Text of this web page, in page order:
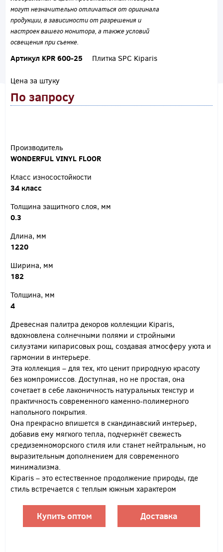
могут незначительно отличаться от оригинала
продукции, в зависимости от разрешения и
настроек вашего монитора, а также условий
освещения при съемке.
Артикул KPR 600-25 Плитка SPC Kiparis
Цена за штуку
По запросу
Производитель
WONDERFUL VINYL FLOOR
Класс износостойкости
34 класс
Толщина защитного слоя, мм
0.3
Длина, мм
1220
Ширина, мм
182
Толщина, мм
4
Древесная палитра декоров коллекции Kiparis,
вдохновлена солнечными полями и стройными
силуэтами кипарисовых рощ, создавая атмосферу уюта и
гармонии в интерьере.
Эта коллекция – для тех, кто ценит природную красоту
без компромиссов. Доступная, но не простая, она
сочетает в себе лаконичность натуральных текстур и
практичность современного каменно-полимерного
напольного покрытия.
Она прекрасно впишется в скандинавский интерьер,
добавив ему мягкого тепла, подчеркнёт свежесть
средиземноморского стиля или станет нейтральным, но
выразительным дополнением для современного
минимализма.
Kiparis – это естественное продолжение природы, где
стиль встречается с теплым южным характером
Купить оптом Доставка